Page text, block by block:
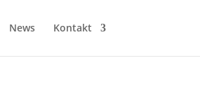
News Kontakt